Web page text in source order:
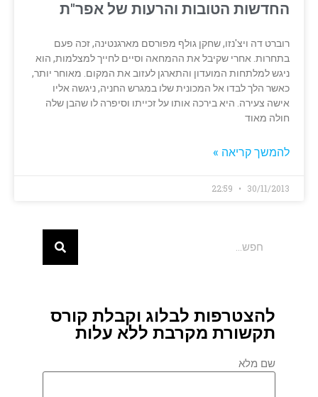
החדשות הטובות והרעות של אפר"ת
רוברט דה ויצ'נזו, שחקן גולף מפורסם מארגנטינה, זכה פעם
בתחרות. אחרי שקיבל את ההמחאה וסיים לחייך למצלמות, הוא
ניגש למלתחות המועדון והתארגן לעזוב את המקום. מאוחר יותר,
כאשר הלך לבדו אל המכונית שלו במגרש החניה, ניגשה אליו
אישה צעירה. היא בירכה אותו על זכייתו וסיפרה לו שהבן שלה
חולה מאוד
להמשך קריאה »
30/11/2013
להצטרפות לבלוג וקבלת קורס
תקשורת מקרבת ללא עלות
שם מלא